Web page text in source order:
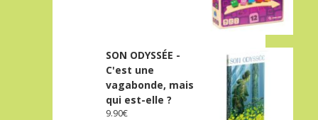
SON ODYSSÉE -
C'est une
vagabonde, mais
qui est-elle ?
9.90€